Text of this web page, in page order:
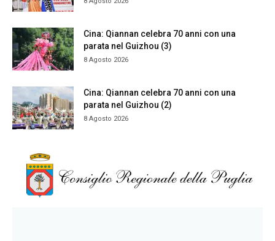
Cina: Qiannan celebra 70 anni con una
parata nel Guizhou (3)
8 Agosto 2026
Cina: Qiannan celebra 70 anni con una
parata nel Guizhou (2)
8 Agosto 2026